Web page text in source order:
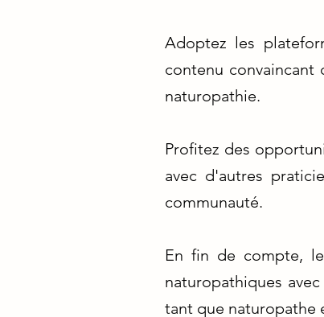
Adoptez les
contenu
naturopathie.
Profitez des
avec d'autres
communauté.
En fin de compte,
naturopathiques
tant que naturopathe